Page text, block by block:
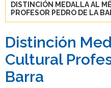
DISTINCIÓN MEDALLA AL
PROFESOR PEDRO DE LA
Distinción
Cultural
Barra